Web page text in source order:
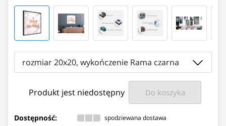
rozmiar 20x20, wykończenie Rama czarna
Produkt jest niedostępny Do koszyka
Dostępność: spodziewana dostawa